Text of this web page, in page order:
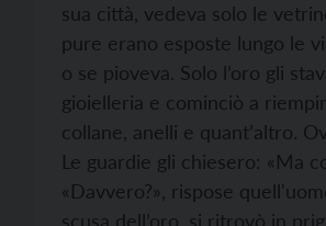
sua città, vedeva solo le
pure erano esposte lungo le
o se pioveva. Solo l’oro gli
gioielleria e cominciò a
collane, anelli e quant’altro.
Le guardie gli chiesero: «Ma
«Davvero?», rispose
scusa dell’oro, si ritrovò in